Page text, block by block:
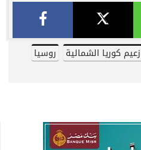
زعيم كوريا الشمالية
روسيا